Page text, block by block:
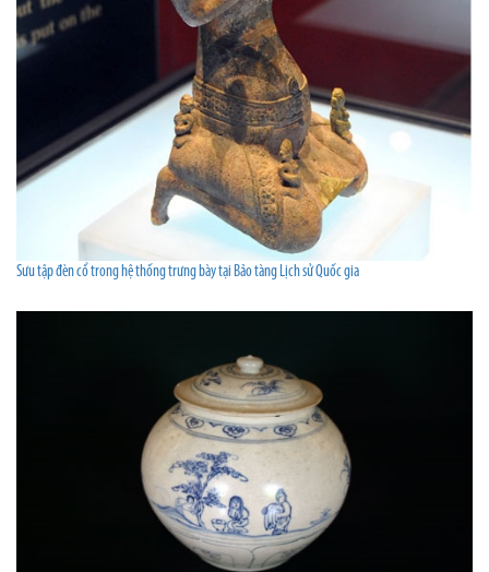
Sưu tập đèn cổ trong hệ thống trưng bày tại Bảo tàng Lịch sử Quốc gia